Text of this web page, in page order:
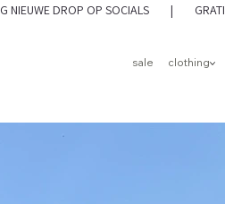
NIEUWE DROP OP SOCIALS |
sale clothing